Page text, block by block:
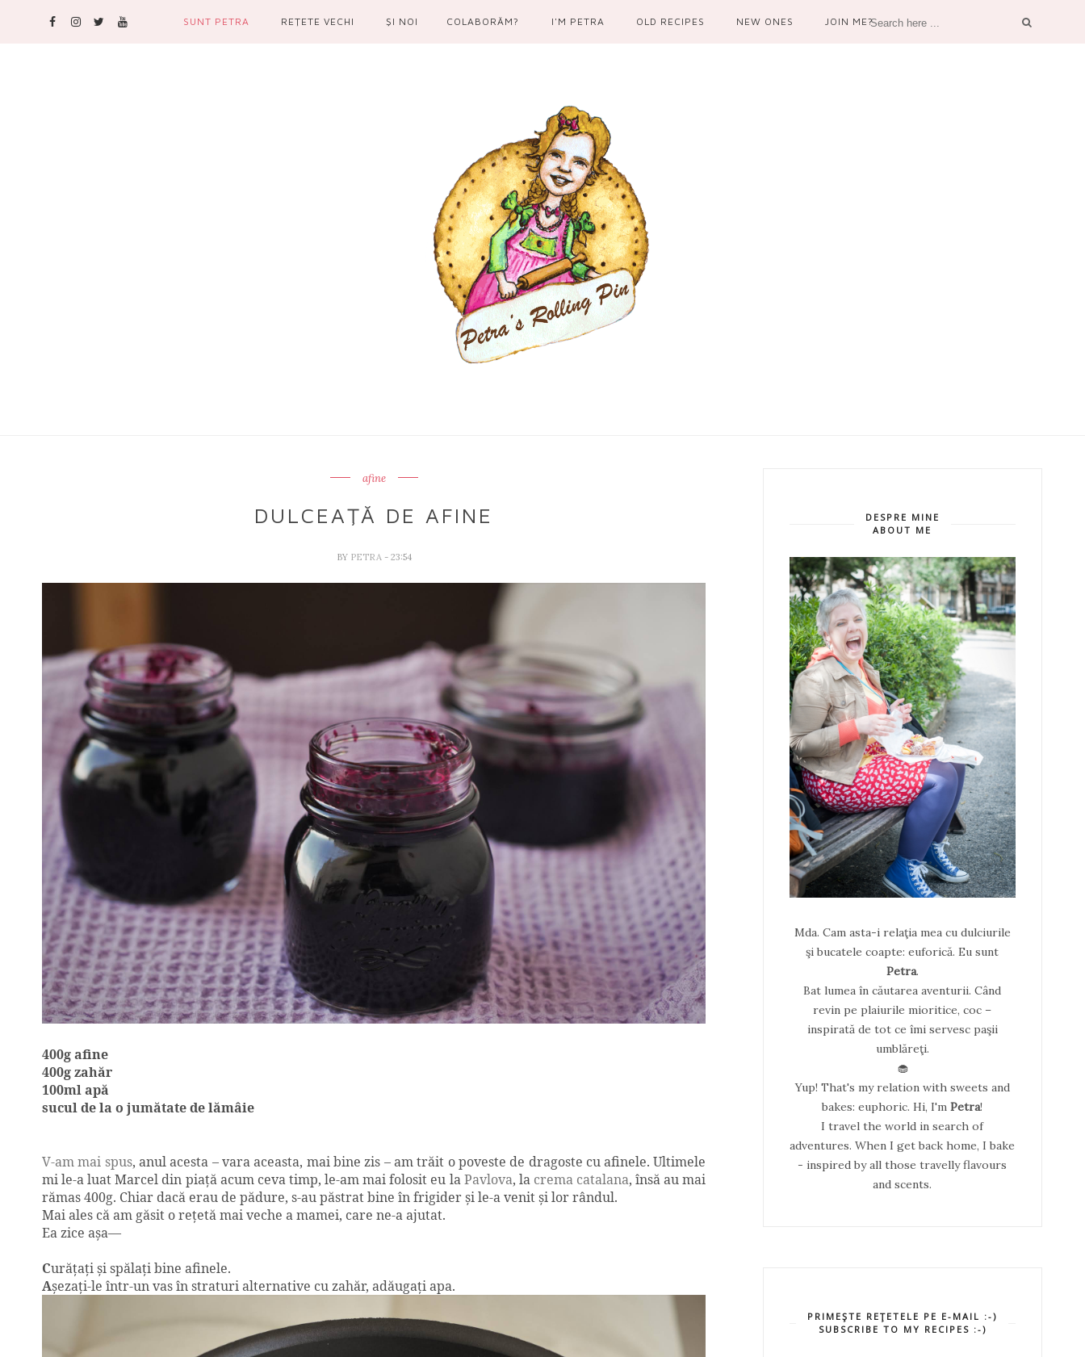
SUNT PETRA REŢETE VECHI ŞI NOI COLABORĂM? I'M PETRA OLD RECIPES NEW ONES JOIN ME?
afine
DULCEAŢĂ DE AFINE
BY PETRA - 23:54
400g afine
400g zahăr
100ml apă
sucul de la o jumătate de lămâie
V-am mai spus, anul acesta – vara aceasta, mai bine zis – am trăit o poveste de dragoste cu afinele. Ultimele
mi le-a luat Marcel din piaţă acum ceva timp, le-am mai folosit eu laPavlova, la crema catalana, însă au mai
rămas 400g. Chiar dacă erau de pădure, s-au păstrat bine în frigider şi le-a venit şi lor rândul.
Mai ales că am găsit o reţetă mai veche a mamei, care ne-a ajutat.
Ea zice aşa—
Curăţaţi şi spălaţi bine afinele.
Aşezaţi-le într-un vas în straturi alternative cu zahăr, adăugaţi apa.
DESPRE MINE
ABOUT ME
Mda. Cam asta-i relaţia mea cu dulciurile
şi bucatele coapte: euforică. Eu sunt
Petra.
Bat lumea în căutarea aventurii. Când
revin pe plaiurile mioritice, coc –
inspirată de tot ce îmi servesc paşii
umblăreţi.
🧁
Yup! That's my relation with sweets and
bakes: euphoric. Hi, I'mPetra!
I travel the world in search of
adventures. When I get back home, I bake
- inspired by all those travelly flavours
and scents.
PRIMEŞTE REŢETELE PE E-MAIL :-)
SUBSCRIBE TO MY RECIPES :-)